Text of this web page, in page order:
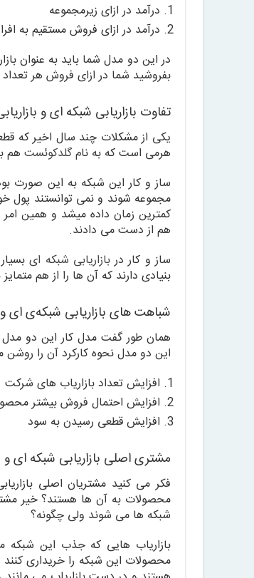
درآمد در ازای زیرمجموعه
درآمد در ازای فروش مستقیم به
در این دو مدل شما باید به عنوان
بفروشید شما در ازای فروش هر
تفاوت بازاریابی شبکه ای و
یکی از مشکلات چند سال اخیر که
هرمی است که به نامگلدکوئست هم
ساز و کار این شبکه به این صورت
مجموعه شوند و نمی توانستند پول
کمترین زمان داده میشد و همین
هم از دست می دادند.
ساز و کار دربازاریابی شبکه ای
بنیادی دارند که آن ها را از هم
شباهت های بازاریابی شبکه‌ی
همان طور گفت مدل کار این دو
این دو مدل نحوه کارکرد آن را روشن
افزایش تعداد بازاریاب های شرکت
افزایش احتمال فروش بیشتر
افزایش قطعی رسیدن به سود
مشتری اصلی بازاریابی شبکه ای
فکر می کنید مشتریان اصلی
محصولات به آن ها هستند؟ خیر
شبکه ها می شوند ولی چگونه؟
بازاریاب هایی که جذب این شبکه
محصولات این شبکه را خریداری